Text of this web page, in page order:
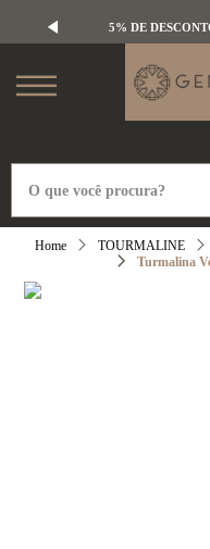
5% DE
TOURMALINE
Turmalina